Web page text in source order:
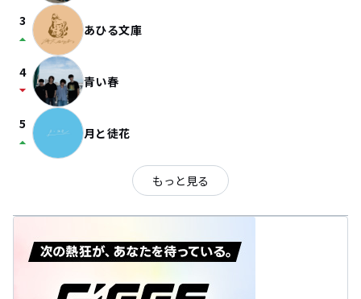
3
arrow_drop_up あひる文庫
4
arrow_drop_down 青い春
5
arrow_drop_up 月と徒花
もっと見る